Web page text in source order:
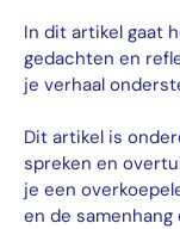
In dit artikel gaat
gedachten en
je verhaal
Dit artikel is
spreken en
je een
en de